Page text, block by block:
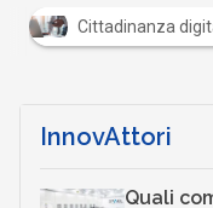
Cittadinanza
InnovAttori
Quali